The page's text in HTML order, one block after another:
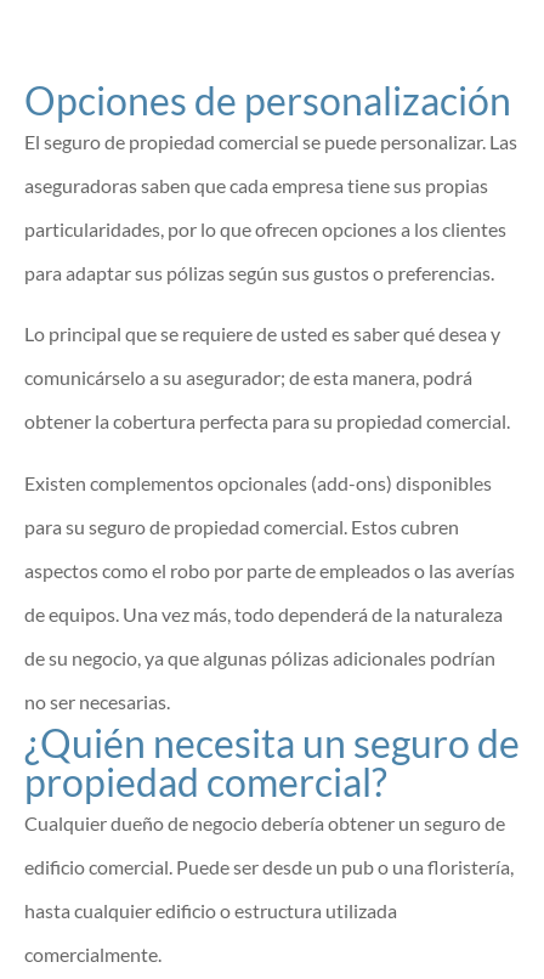
Opciones de personalización
El seguro de propiedad comercial se puede personalizar. Las
aseguradoras saben que cada empresa tiene sus propias
particularidades, por lo que ofrecen opciones a los clientes
para adaptar sus pólizas según sus gustos o preferencias.
Lo principal que se requiere de usted es saber qué desea y
comunicárselo a su asegurador; de esta manera, podrá
obtener la cobertura perfecta para su propiedad comercial.
Existen complementos opcionales (add-ons) disponibles
para su seguro de propiedad comercial. Estos cubren
aspectos como el robo por parte de empleados o las averías
de equipos. Una vez más, todo dependerá de la naturaleza
de su negocio, ya que algunas pólizas adicionales podrían
no ser necesarias.
¿Quién necesita un seguro de
propiedad comercial?
Cualquier dueño de negocio debería obtener un seguro de
edificio comercial. Puede ser desde un pub o una floristería,
hasta cualquier edificio o estructura utilizada
comercialmente.